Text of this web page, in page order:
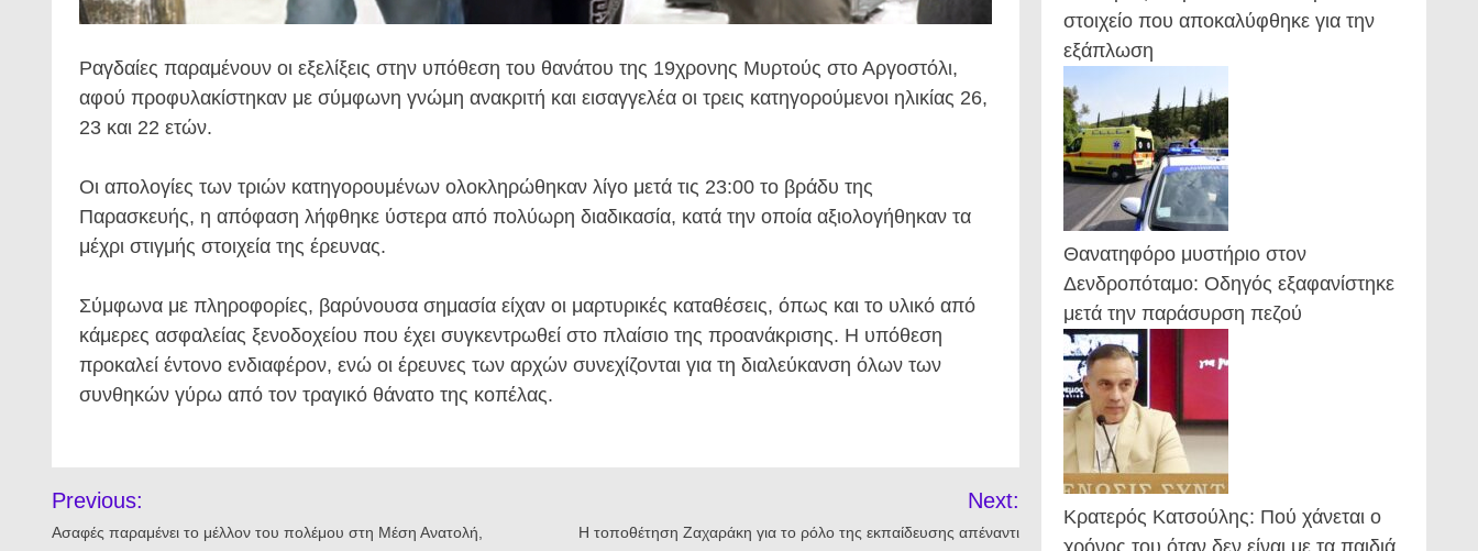
Ραγδαίες παραμένουν οι εξελίξεις στην υπόθεση του θανάτου της 19χρονης Μυρτούς στο Αργοστόλι,
αφού προφυλακίστηκαν με σύμφωνη γνώμη ανακριτή και εισαγγελέα οι τρεις κατηγορούμενοι ηλικίας 26,
23 και 22 ετών.
Οι απολογίες των τριών κατηγορουμένων ολοκληρώθηκαν λίγο μετά τις 23:00 το βράδυ της
Παρασκευής, η απόφαση λήφθηκε ύστερα από πολύωρη διαδικασία, κατά την οποία αξιολογήθηκαν τα
μέχρι στιγμής στοιχεία της έρευνας.
Σύμφωνα με πληροφορίες, βαρύνουσα σημασία είχαν οι μαρτυρικές καταθέσεις, όπως και το υλικό από
κάμερες ασφαλείας ξενοδοχείου που έχει συγκεντρωθεί στο πλαίσιο της προανάκρισης. Η υπόθεση
προκαλεί έντονο ενδιαφέρον, ενώ οι έρευνες των αρχών συνεχίζονται για τη διαλεύκανση όλων των
συνθηκών γύρω από τον τραγικό θάνατο της κοπέλας.
άρθρων
Previous:
Ασαφές παραμένει το μέλλον του πολέμου στη Μέση Ανατολή,
Next:
Η τοποθέτηση Ζαχαράκη για το ρόλο της εκπαίδευσης απέναντι
στοιχείο που αποκαλύφθηκε για την
εξάπλωση
Θανατηφόρο μυστήριο στον
Δενδροπόταμο: Οδηγός εξαφανίστηκε
μετά την παράσυρση πεζού
Κρατερός Κατσούλης: Πού χάνεται ο
χρόνος του όταν δεν είναι με τα παιδιά